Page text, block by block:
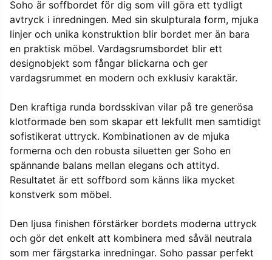
Soho är soffbordet för dig som vill göra ett tydligt
avtryck i inredningen. Med sin skulpturala form, mjuka
linjer och unika konstruktion blir bordet mer än bara
en praktisk möbel. Vardagsrumsbordet blir ett
designobjekt som fångar blickarna och ger
vardagsrummet en modern och exklusiv karaktär.
Den kraftiga runda bordsskivan vilar på tre generösa
klotformade ben som skapar ett lekfullt men samtidigt
sofistikerat uttryck. Kombinationen av de mjuka
formerna och den robusta siluetten ger Soho en
spännande balans mellan elegans och attityd.
Resultatet är ett soffbord som känns lika mycket
konstverk som möbel.
Den ljusa finishen förstärker bordets moderna uttryck
och gör det enkelt att kombinera med såväl neutrala
som mer färgstarka inredningar. Soho passar perfekt